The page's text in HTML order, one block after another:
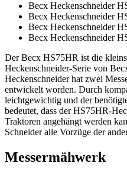
Becx Heckenschneider
Becx Heckenschneider
Becx Heckenschneider
Becx Heckenschneider
Der Becx HS75HR ist die
Heckenschneider-Serie von
Heckenschneider hat zwei
entwickelt worden. Durch
leichtgewichtig und der
bedeutet, dass der HS75HR-
Traktoren angehängt werden
Schneider alle Vorzüge der
Messermähwerk